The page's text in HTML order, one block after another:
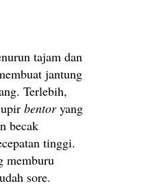
tajam dan
jantung
Terlebih,
bentoryang
becak
tinggi.
memburu
sore.